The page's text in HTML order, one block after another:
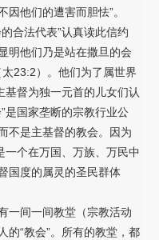
他们的遭害而胆怯”。
合法代表”认真读此信约
明他们乃是站在撒旦的会
23:2）。他们为了属世界
基督为独一元首的儿女们认
是国家垄断的宗教行业公
不是主基督的教会。因为
一个在万国、万族、万民中
国度的属灵的圣民群体
一间一间教堂（宗教活动
的“教会”。所有的教堂，都